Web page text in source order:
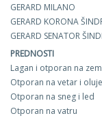
GERARD MILANO
GERARD KORONA
GERARD SENATOR
PREDNOSTI
Lagan i otporan na
Otporan na vetar i oluje
Otporan na sneg i led
Otporan na vatru